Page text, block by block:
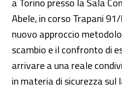
Abele, in corso Trapani
nuovo approccio
scambio e il confronto di
arrivare a una reale
in materia di sicurezza sul